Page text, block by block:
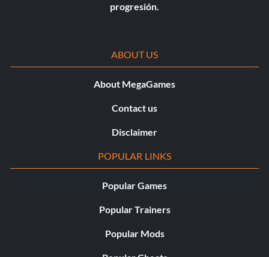
progresión.
ABOUT US
About MegaGames
Contact us
Disclaimer
POPULAR LINKS
Popular Games
Popular Trainers
Popular Mods